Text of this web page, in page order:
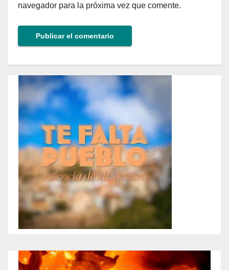
navegador para la próxima vez que comente.